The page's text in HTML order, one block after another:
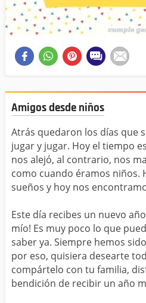
Amigos desde niños
Atrás quedaron los días que
jugar y jugar. Hoy el tiempo
nos alejó, al contrario, nos
como cuando éramos niños.
sueños y hoy nos
Este día recibes un nuevo
mío! Es muy poco lo que
saber ya. Siempre hemos
por eso, quisiera desearte
compártelo con tu familia,
bendición de recibir un año